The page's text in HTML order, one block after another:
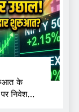
के
निवेशकों